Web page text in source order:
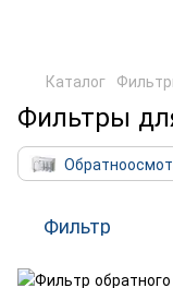
Каталог
Фильтры
Фильтр